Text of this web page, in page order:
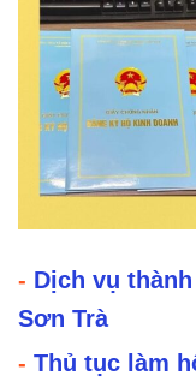
- Dịch vụ
Sơn Trà
- Thủ tục làm